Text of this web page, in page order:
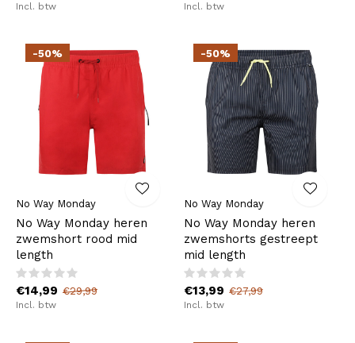
Incl. btw Incl. btw
-50%
No Way Monday
No Way Monday heren
zwemshort rood mid
length
€14,99 €29,99
Incl. btw
-50%
No Way Monday
No Way Monday heren
zwemshorts gestreept
mid length
€13,99 €27,99
Incl. btw